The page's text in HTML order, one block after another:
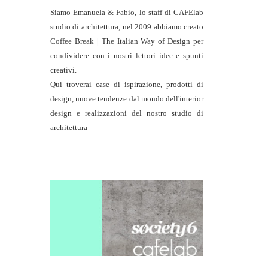
Siamo Emanuela & Fabio, lo staff di CAFElab
studio di architettura; nel 2009 abbiamo creato
Coffee Break | The Italian Way of Design per
condividere con i nostri lettori idee e spunti
creativi.
Qui troverai case di ispirazione, prodotti di
design, nuove tendenze dal mondo dell'interior
design e realizzazioni del nostro studio di
architettura